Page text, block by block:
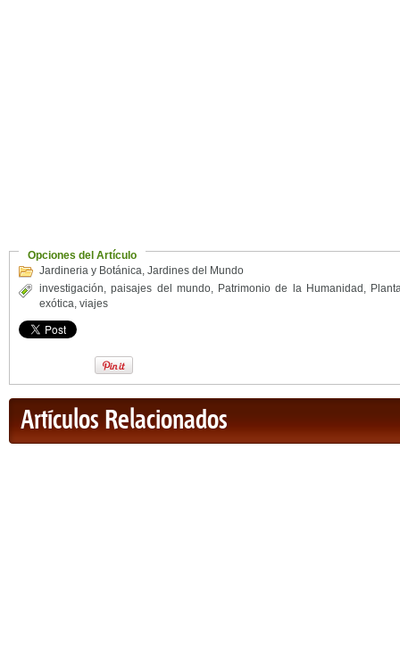
Opciones del Artículo
Jardineria y Botánica, Jardines del Mundo
investigación,paisajes del mundo, Patrimonio de la Humanidad ,
exótica, viajes
Artículos Relacionados